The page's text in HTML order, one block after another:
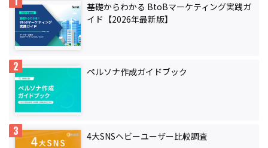
基礎からわかる BtoBマーケティング実践ガ
イド【2026年最新版】
ペルソナ作成ガイドブック
4大SNSヘビーユーザー比較調査